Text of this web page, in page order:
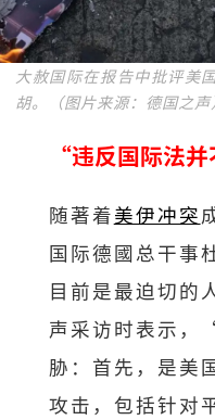
大赦国际在报告中批评美
胡。（图片来源：德国之声
“违反国际法
随著着美伊冲突
国际德國总干事
目前是最迫切的
声采访时表示，
胁：首先，是美
攻击，包括针对